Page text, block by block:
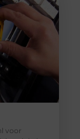
voor